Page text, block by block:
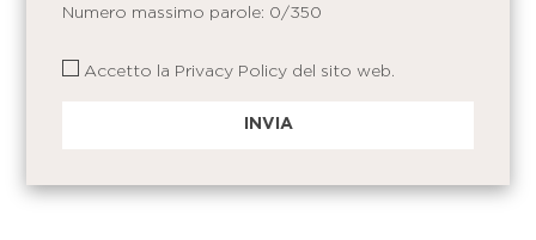
Numero massimo parole: 0/350
Accetto la Privacy Policy del sito web.